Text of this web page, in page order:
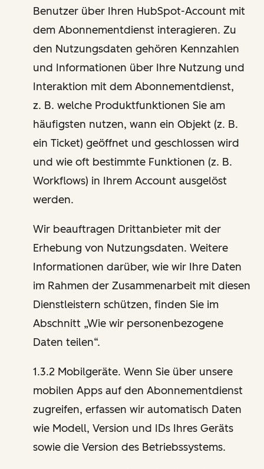
Benutzer über Ihren HubSpot-Account mit
dem Abonnementdienst interagieren. Zu
den Nutzungsdaten gehören Kennzahlen
und Informationen über Ihre Nutzung und
Interaktion mit dem Abonnementdienst,
z. B. welche Produktfunktionen Sie am
häufigsten nutzen, wann ein Objekt (z. B.
ein Ticket) geöffnet und geschlossen wird
und wie oft bestimmte Funktionen (z. B.
Workflows) in Ihrem Account ausgelöst
werden.
Wir beauftragen Drittanbieter mit der
Erhebung von Nutzungsdaten. Weitere
Informationen darüber, wie wir Ihre Daten
im Rahmen der Zusammenarbeit mit diesen
Dienstleistern schützen, finden Sie im
Abschnitt „Wie wir personenbezogene
Daten teilen“.
1.3.2 Mobilgeräte. Wenn Sie über unsere
mobilen Apps auf den Abonnementdienst
zugreifen, erfassen wir automatisch Daten
wie Modell, Version und IDs Ihres Geräts
sowie die Version des Betriebssystems.